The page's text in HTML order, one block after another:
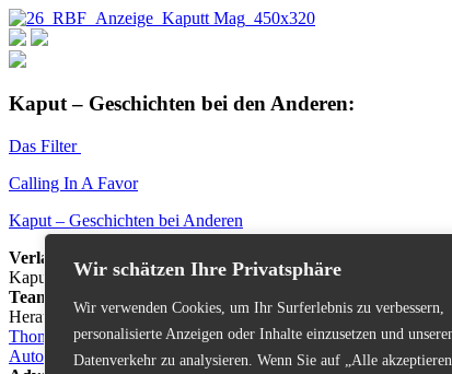
Wir schätzen Ihre Privatsphäre
Wir verwenden Cookies, um Ihr Surferlebnis zu verbessern,
personalisierte Anzeigen oder Inhalte einzusetzen und
Datenverkehr zu analysieren. Wenn Sie auf „Alle
Kaput – Geschichten bei den Anderen:
Das Filter
Calling In A Favor
Kaput – Geschichten bei Anderen
Verlagssitz
Kaput - Magazin für Insolvenz & Pop | Aquinostrasse 1 |
Team
Herausgeber & Chefredaktion:
Thomas Venker & Linus Volkmann
Autoren, Fotografen, Kontakt